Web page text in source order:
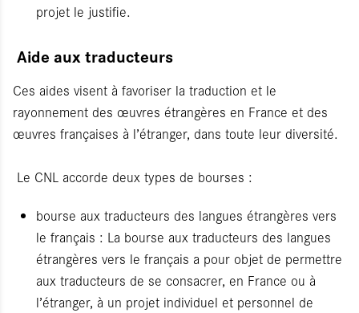
projet le justifie.
Aide aux traducteurs
Ces aides visent à favoriser la traduction et le
rayonnement des œuvres étrangères en France et des
œuvres françaises à l’étranger, dans toute leur diversité.
Le CNL accorde deux types de bourses :
bourse aux traducteurs des langues étrangères vers
le français : La bourse aux traducteurs des langues
étrangères vers le français a pour objet de permettre
aux traducteurs de se consacrer, en France ou à
l’étranger, à un projet individuel et personnel de